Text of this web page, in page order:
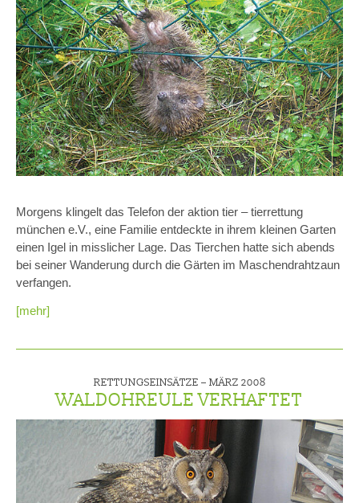
Morgens klingelt das Telefon der aktion tier – tierrettung
münchen e.V., eine Familie entdeckte in ihrem kleinen Garten
einen Igel in misslicher Lage. Das Tierchen hatte sich abends
bei seiner Wanderung durch die Gärten im Maschendrahtzaun
verfangen.
[mehr]
RETTUNGSEINSÄTZE – MÄRZ 2008
WALDOHREULE VERHAFTET